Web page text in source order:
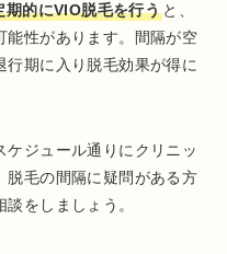
期的にVIO脱毛を行う と、
能性があります。間隔が空
行期に入り脱毛効果が得に
ケジュール通りにクリニッ
脱毛の間隔に疑問がある方
をしましょう。